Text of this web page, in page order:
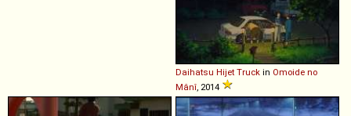
Daihatsu Hijet Truck in Omoide no
Mânî , 2014